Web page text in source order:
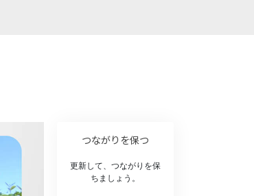
の組織
高潔さと正直さ
結婚
つながりを保つ
更新して、つながりを保
ちましょう。